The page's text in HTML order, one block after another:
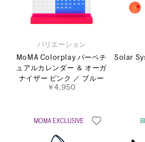
バリエーション
MoMA Colorplay パーペチ
ュアルカレンダー ＆ オーガ
ナイザー ピンク ／ ブルー
￥4,950
Solar